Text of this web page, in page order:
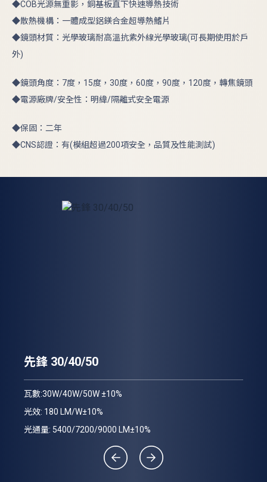
◆COB光源無重影，銅基板直下快速導熱技術
◆散熱機構：一體成型鋁鎂合金超導熱鰭片
◆鏡頭材質：光學玻璃耐高溫抗紫外線光學玻璃(可長期使用於戶
外)
◆鏡頭角度：7度，15度，30度，60度，90度，120度，轉焦鏡頭
◆電源廠牌/安全性：明緯/隔離式安全電源
◆保固：二年
◆CNS認證：有(模組超過200項安全，品質及性能測試)
先鋒 30/40/50
瓦數:30W/40W/50W ±10%
光效: 180 LM/W±10%
光通量: 5400/7200/9000 LM±10%